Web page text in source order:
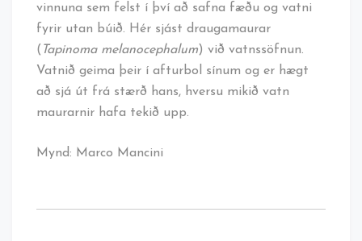
vinnuna sem felst í því að safna fæðu og vatni
fyrir utan búið. Hér sjást draugamaurar
( Tapinoma melanocephalum) við vatnssöfnun.
Vatnið geima þeir í afturbol sínum og er hægt
að sjá út frá stærð hans, hversu mikið vatn
maurarnir hafa tekið upp.
Mynd: Marco Mancini